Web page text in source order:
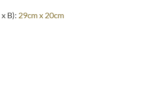
B): 29cm x 20cm